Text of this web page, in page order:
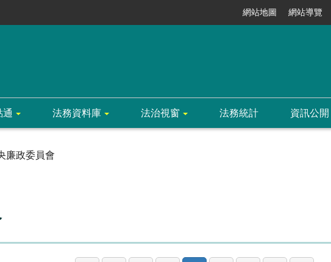
網站地圖 網站導覽
通 法務資料庫 法治視窗 法務統計 資訊公開
廉政委員會